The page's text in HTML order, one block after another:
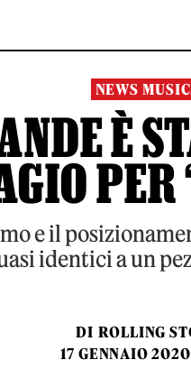
NEWS
È
PER
e il
identici a un
DI ROLLING
17 GENNAIO